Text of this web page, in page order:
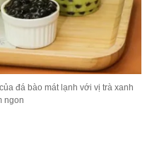
đá bào mát lạnh với vị trà xanh
ngon